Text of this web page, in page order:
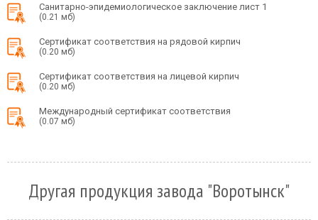
Санитарно-эпидемиологическое заключение лист 1
(0.21 мб)
Сертификат соответствия на рядовой кирпич
(0.20 мб)
Сертификат соответствия на лицевой кирпич
(0.20 мб)
Международный сертификат соответствия
(0.07 мб)
Другая продукция завода "Воротынск"